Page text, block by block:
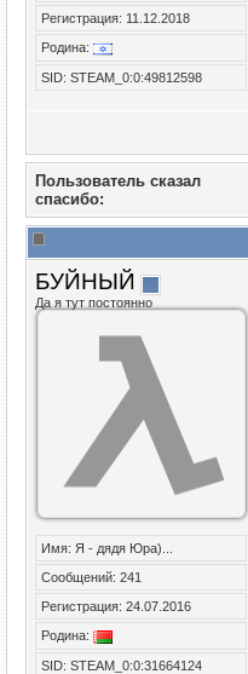
Регистрация: 11.12.2018
Родина:
SID: STEAM_0:0:49812598
Пользователь сказал
cпасибо:
БУЙНЫЙ
Да я тут постоянно
Имя: Я - дядя Юра)...
Сообщений: 241
Регистрация: 24.07.2016
Родина:
SID: STEAM_0:0:31664124